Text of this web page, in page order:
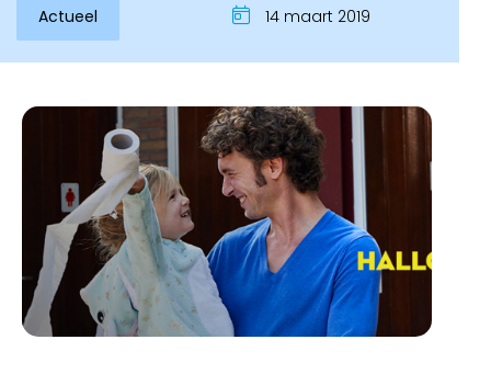
Inloggen
Actueel 14 maart 2019